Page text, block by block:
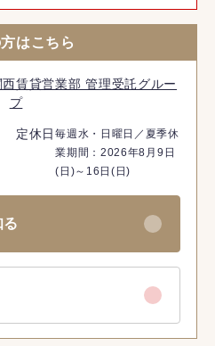
はこちら
賃貸営業部 管理受託グルー
プ
定休日毎週水・日曜日／夏季休
業期間：2026年8月9日
(日)～16日(日)